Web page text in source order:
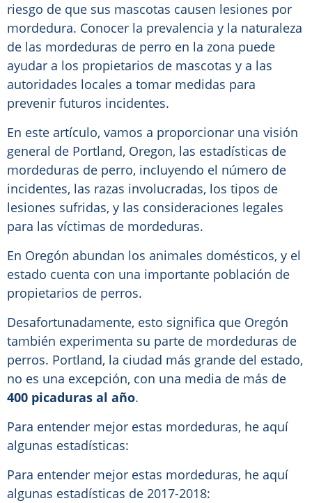
riesgo de que sus mascotas causen lesiones por
mordedura. Conocer la prevalencia y la naturaleza
de las mordeduras de perro en la zona puede
ayudar a los propietarios de mascotas y a las
autoridades locales a tomar medidas para
prevenir futuros incidentes.
En este artículo, vamos a proporcionar una visión
general de Portland, Oregon, las estadísticas de
mordeduras de perro, incluyendo el número de
incidentes, las razas involucradas, los tipos de
lesiones sufridas, y las consideraciones legales
para las víctimas de mordeduras.
En Oregón abundan los animales domésticos, y el
estado cuenta con una importante población de
propietarios de perros.
Desafortunadamente, esto significa que Oregón
también experimenta su parte de mordeduras de
perros. Portland, la ciudad más grande del estado,
no es una excepción, con una media de más de
400 picaduras al año.
Para entender mejor estas mordeduras, he aquí
algunas estadísticas:
Para entender mejor estas mordeduras, he aquí
algunas estadísticas de 2017-2018: